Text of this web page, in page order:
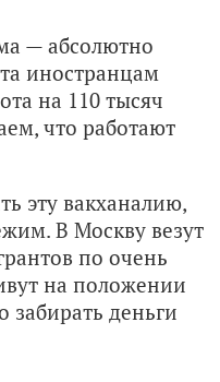
— абсолютно
иностранцам
на 110 тысяч
что работают
эту вакханалию,
В Москву везут
по очень
на положении
забирать деньги